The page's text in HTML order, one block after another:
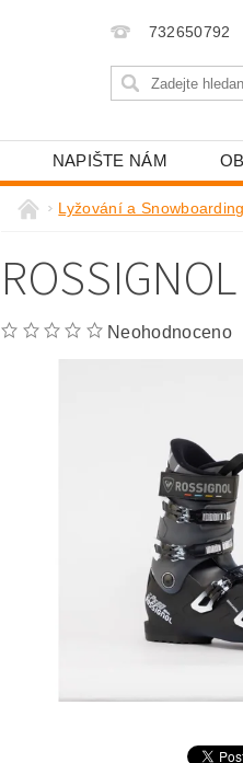
732650792
NAPIŠTE NÁM
Lyžování a Snowboarding
Neohodnoceno